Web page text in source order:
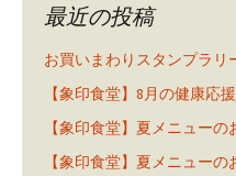
最近の投稿
お買いまわりスタンプラ
【象印食堂】8月の健康応
【象印食堂】夏メニューの
【象印食堂】夏メニューの